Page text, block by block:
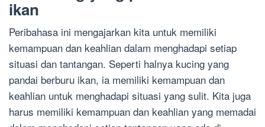
ikan
Peribahasa ini mengajarkan kita untuk memiliki
kemampuan dan keahlian dalam menghadapi setiap
situasi dan tantangan. Seperti halnya kucing yang
pandai berburu ikan, ia memiliki kemampuan dan
keahlian untuk menghadapi situasi yang sulit. Kita juga
harus memiliki kemampuan dan keahlian yang memadai